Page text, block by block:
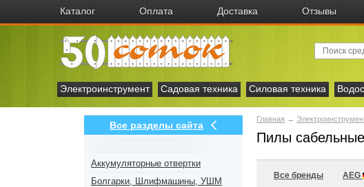
Каталог Оплата Доставка Отзывы
Электроинструмент
Садовая техника Силовая техника
Все разделы сайта
Аккумуляторные отвертки
Болгарки, Шлифмашины, УШМ
Главная →
Пилы
Все бренды AEG